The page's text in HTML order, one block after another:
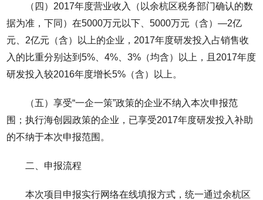
（四）2017年度营业收入（以余杭区税务部门确认的数
据为准，下同）在5000万元以下、5000万元（含）—2亿
元、2亿元（含）以上的企业，2017年度研发投入占销售收
入的比重分别达到5%、4%、3%（均含）以上，且2017年度
研发投入较2016年度增长5%（含）以上。
（五）享受“一企一策”政策的企业不纳入本次申报范
围；执行海创园政策的企业，已享受2017年度研发投入补助
的不纳于本次申报范围。
二、申报流程
本次项目申报实行网络在线填报方式，统一通过余杭区